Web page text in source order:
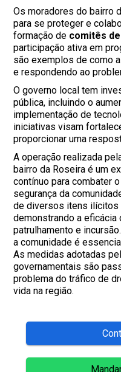
Os moradores do bairro
para se proteger e
formação de comitês
participação ativa em
são exemplos de como
e respondendo ao
O governo local tem
pública, incluindo o
implementação de
iniciativas visam
proporcionar uma
A operação realizada
bairro da Roseira é um
contínuo para combater
segurança da
de diversos itens ilícitos
demonstrando a
patrulhamento e
a comunidade é
As medidas adotadas
governamentais são
problema do tráfico de
vida na região.